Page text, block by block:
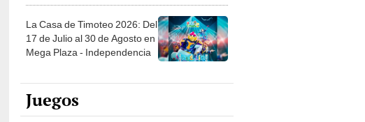
La Casa de Timoteo 2026: Del
17 de Julio al 30 de Agosto en
Mega Plaza - Independencia
Juegos